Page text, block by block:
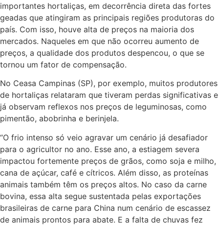
importantes hortaliças, em decorrência direta das fortes
geadas que atingiram as principais regiões produtoras do
país. Com isso, houve alta de preços na maioria dos
mercados. Naqueles em que não ocorreu aumento de
preços, a qualidade dos produtos despencou, o que se
tornou um fator de compensação.
No Ceasa Campinas (SP), por exemplo, muitos produtores
de hortaliças relataram que tiveram perdas significativas e
já observam reflexos nos preços de leguminosas, como
pimentão, abobrinha e berinjela.
“O frio intenso só veio agravar um cenário já desafiador
para o agricultor no ano. Esse ano, a estiagem severa
impactou fortemente preços de grãos, como soja e milho,
cana de açúcar, café e cítricos. Além disso, as proteínas
animais também têm os preços altos. No caso da carne
bovina, essa alta segue sustentada pelas exportações
brasileiras de carne para China num cenário de escassez
de animais prontos para abate. E a falta de chuvas fez